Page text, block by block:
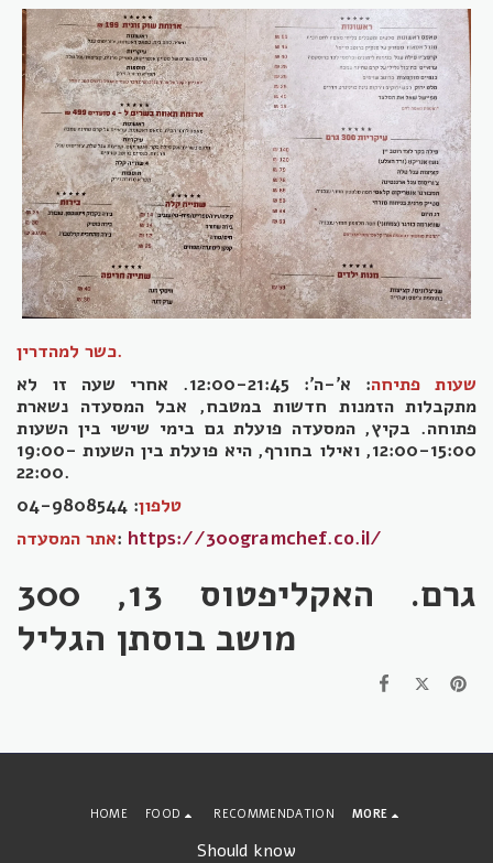
כשר למהדרין.
שעות פתיחה
: א'-ה': 12:00-21:45. אחרי שעה זו לא
מתקבלות הזמנות חדשות במטבח, אבל המסעדה נשארת
פתוחה. בקיץ, המסעדה פועלת גם בימי שישי בין השעות
12:00-15:00, ואילו בחורף, היא פועלת בין השעות 19:00-
22:00.
טלפון
אתר המסעדה: https://300gramchef.co.il/
300 גרם. האקליפטוס 13,
מושב בוסתן הגליל
Should know
HOME FOOD RECOMMENDATION MORE